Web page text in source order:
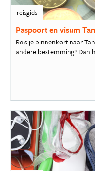
reisgids
Paspoort en visum
Reis je binnenkort naar
andere bestemming? Dan